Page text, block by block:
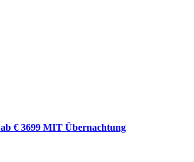
ab € 3699 MIT Übernachtung